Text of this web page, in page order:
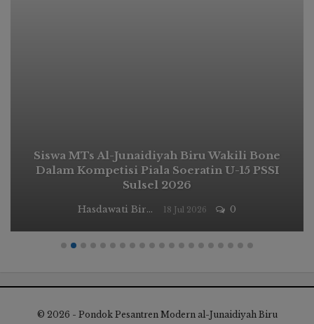
Siswa MTs Al-Junaidiyah Biru Wakili Bone
Dalam Kompetisi Piala Soeratin U-15 PSSI
Sulsel 2026
Hasdawati Biru 18 Jul 2026 0
© 2026 - Pondok Pesantren Modern al-Junaidiyah Biru